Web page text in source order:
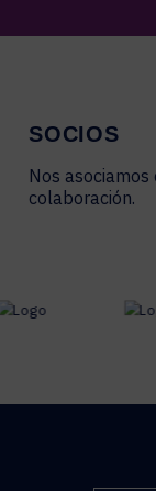
SOCIOS
Nos
colaboración.